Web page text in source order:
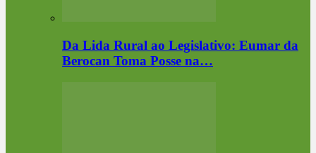
Da Lida Rural ao Legislativo: Eumar da
Berocan Toma Posse na…